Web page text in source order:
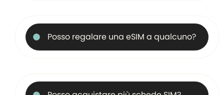
Posso regalare una eSIM a qualcuno?